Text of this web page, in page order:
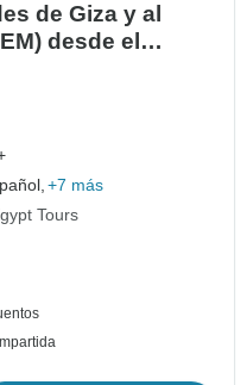
de Giza y al
desde el
+7 más
Tours